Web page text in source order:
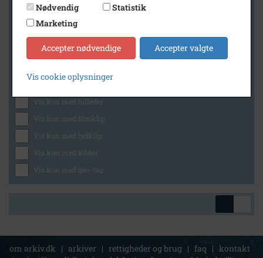
Generelt
Vis kun med billeder
Vis kun med filmklip
Vis kun med lydklip
Vis kun med kilder
Vis kun med geo-tag
om arkiv.dk | arkiver | rettigheder og brug | faq | kontakt
Nødvendig
Statistik
Marketing
Accepter nødvendige Accepter valgte
Vis cookie oplysninger